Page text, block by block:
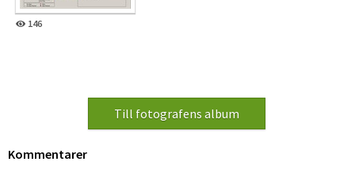
146
Kommentarer